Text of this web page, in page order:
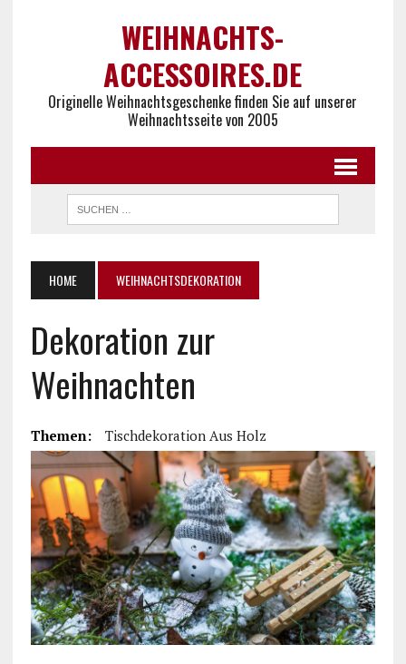
WEIHNACHTS-
ACCESSOIRES.DE
Originelle Weihnachtsgeschenke finden Sie auf unserer
Weihnachtsseite von 2005
HOME WEIHNACHTSDEKORATION
Dekoration zur
Weihnachten
Themen: Tischdekoration Aus Holz